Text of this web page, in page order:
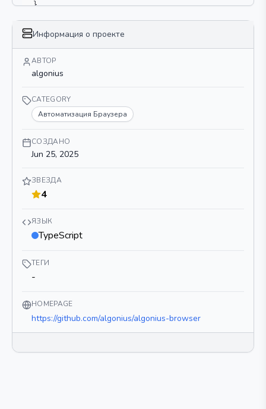
}
Информация о проекте
АВТОР
algonius
CATEGORY
Автоматизация Браузера
СОЗДАНО
Jun 25, 2025
ЗВЕЗДА
4
ЯЗЫК
TypeScript
ТЕГИ
-
HOMEPAGE
https://github.com/algonius/algonius-browser